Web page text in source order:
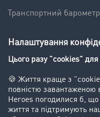
Транспортний барометр
Компанія
Kлієнт вербує клієнта
Історії успіху